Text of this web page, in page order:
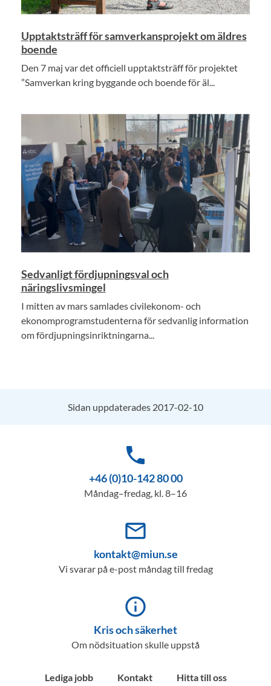
Upptaktsträff för samverkansprojekt om äldres
boende
Den 7 maj var det officiell upptaktsträff för projektet
”Samverkan kring byggande och boende för äl...
Sedvanligt fördjupningsval och
näringslivsmingel
I mitten av mars samlades civilekonom- och
ekonomprogramstudenterna för sedvanlig information
om fördjupningsinriktningarna...
Sidan uppdaterades 2017-02-10
phone
+46 (0)10-142 80 00
Måndag–fredag, kl. 8–16
mail_outline
kontakt@miun.se
Vi svarar på e-post måndag till fredag
info_outline
Kris och säkerhet
Om nödsituation skulle uppstå
Lediga jobb Kontakt
Hitta till oss